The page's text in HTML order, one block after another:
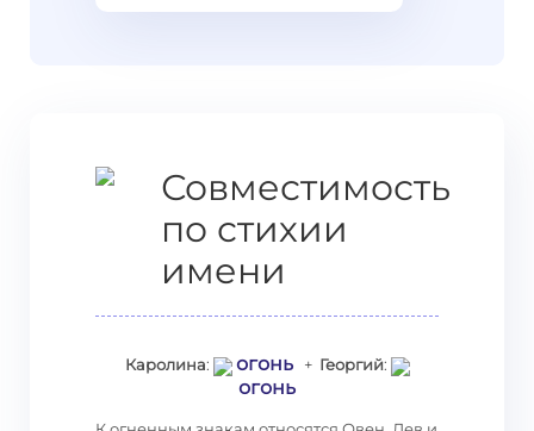
Совместимость
по стихии
имени
Каролина: огонь+ Георгий:
огонь